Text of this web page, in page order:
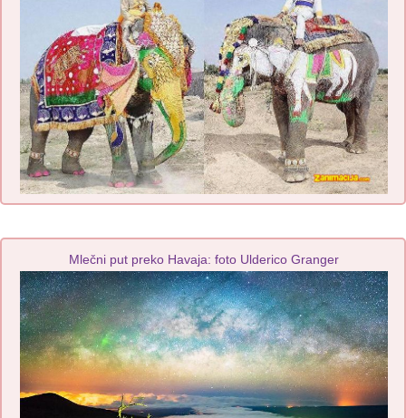
Mlečni put preko Havaja: foto Ulderico Granger